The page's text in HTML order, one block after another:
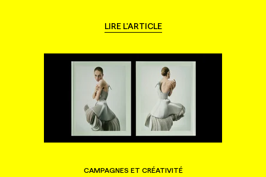
LIRE L'ARTICLE
CAMPAGNES ET CRÉATIVITÉ